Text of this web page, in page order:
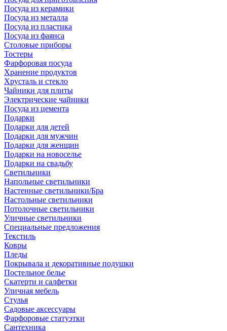
Посуда из керамики
Посуда из металла
Посуда из пластика
Посуда из фаянса
Столовые приборы
Тостеры
Фарфоровая посуда
Хранение продуктов
Хрусталь и стекло
Чайники для плиты
Электрические чайники
Посуда из цемента
Подарки
Подарки для детей
Подарки для мужчин
Подарки для женщин
Подарки на новоселье
Подарки на свадьбу
Светильники
Напольные светильники
Настенные светильники/Бра
Настольные светильники
Потолочные светильники
Уличные светильники
Специальные предложения
Текстиль
Ковры
Пледы
Покрывала и декоративные подушки
Постельное белье
Скатерти и салфетки
Уличная мебель
Стулья
Садовые аксессуары
Фарфоровые статуэтки
Сантехника